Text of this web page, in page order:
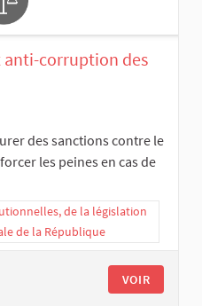
anti-corruption des
des sanctions contre le
les peines en cas de
de la législation
de la République
VOIR